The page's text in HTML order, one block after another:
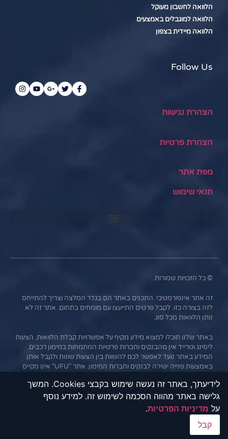
הלוואה לחשבון מעוקל
הלוואה למוגבלים באמצעים
הלוואה מיידית בצפון
Follow Us
הצהרת נגישות
הצהרת פרטיות
מפת אתר
תנאי שימוש
© כל הזכויות שמורות.
זה אתר אינפורמטיבי. התכנים באתר הם בגדר המלצה וצריך להתייחס
לזה בצורה כזו. לקבל פרטים התייעצו עם מומחים בתחום. אתר זה לא
נותן הלוואות מכל סוג.
באתר שלנו תוכלו למצוא מידע מקיף על אפשרויות קבלת הלוואות, הצעות
ליסינג וטרייד אין מהבנקים וחברות פרטיות המתמחות במימון רכבים.
המידע באתר נועד לאפשר לכם להשוות בין הצעות שונות ולקבל אותן
באמצעות פנייה ישירה לבנקים וחברות המימון. אתר "UFU" אינו מקיים
לגולשים בלבד. חשוב לציין כי אי עמידה בתנאי ההלוואה או בהחזר
האשראי עלול לגרור חיוב בריבית פיגורים והליכי הוצאה לפועל.
תנאי שימוש תקנון אתר - UFU הלוואות
לידיעתך, באתר זה נעשה שימוש בקבצי Cookies. המשך
גלישה באתר מהווה הסכמה לשימוש זה. למידע נוסף
על מדיניות הפרטיות.
קבל